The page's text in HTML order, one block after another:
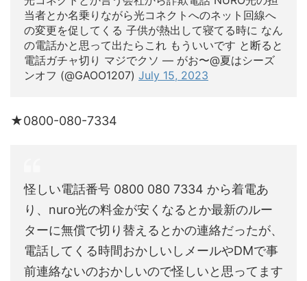
当者とか名乗りながら光コネクトへのネット回線へ
の変更を促してくる 子供が熱出して寝てる時に なん
の電話かと思って出たらこれ もういいです と断ると
電話ガチャ切り マジでクソ — がお〜@夏はシーズ
ンオフ (@GAOO1207) July 15, 2023
★0800-080-7334
怪しい電話番号 0800 080 7334 から着電あ
り、nuro光の料金が安くなるとか最新のルー
ターに無償で切り替えるとかの連絡だったが、
電話してくる時間おかしいしメールやDMで事
前連絡ないのおかしいので怪しいと思ってます